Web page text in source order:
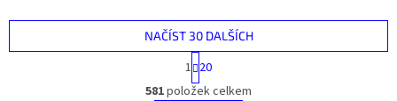
design zajišťuje plný přístup k...
design zajišťuje plný přístup k...
O
NAČÍST 30 DALŠÍCH
S
t
r
1 20
581položek celkem